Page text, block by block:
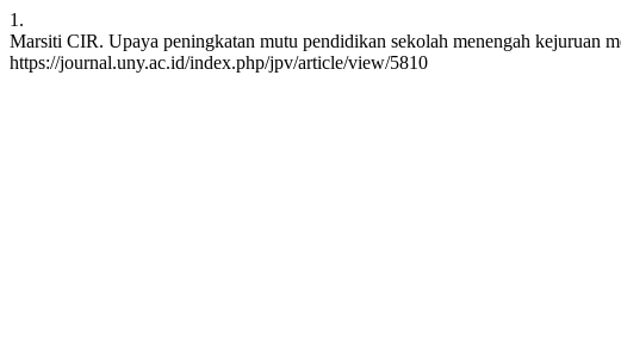
1.
Marsiti CIR. Upaya peningkatan mutu pendidikan sekolah menengah kejuruan
https://journal.uny.ac.id/index.php/jpv/article/view/5810